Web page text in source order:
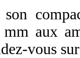
son
aux
vous